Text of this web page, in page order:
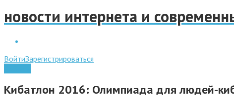
новости интернета и
ВойтиЗарегистрироваться
Кибатлон 2016: Олимпиада для людей-